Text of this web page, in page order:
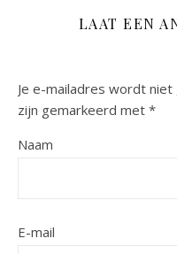
LAAT EEN
Je e-mailadres wordt niet
zijn gemarkeerd met *
Naam
E-mail